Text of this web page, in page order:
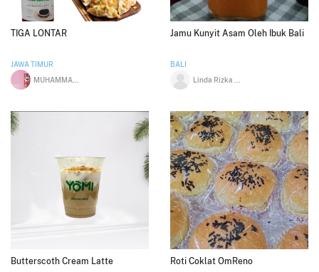
TIGA LONTAR
JAWA TIMUR
Jamu Kunyit Asam Oleh Ibuk Bali
BALI
Butterscoth Cream Latte Roti Coklat OmReno